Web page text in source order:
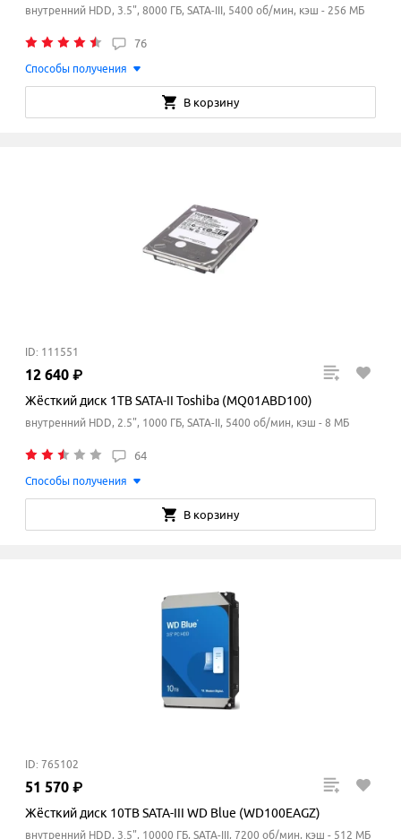
внутренний HDD, 3.5", 8000 ГБ, SATA-III, 5400 об/мин, кэш - 256 МБ
76
Способы получения
В корзину
ID: 111551
12 640 ₽
Жёсткий диск 1TB SATA-II Toshiba (MQ01ABD100)
внутренний HDD, 2.5", 1000 ГБ, SATA-II, 5400 об/мин, кэш - 8 МБ
64
Способы получения
В корзину
ID: 765102
51 570 ₽
Жёсткий диск 10TB SATA-III WD Blue (WD100EAGZ)
внутренний HDD, 3.5", 10000 ГБ, SATA-III, 7200 об/мин, кэш - 512 МБ